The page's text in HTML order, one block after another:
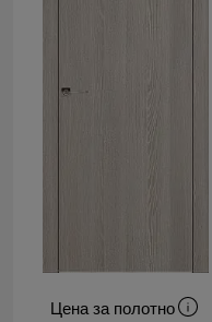
Цена за полотно